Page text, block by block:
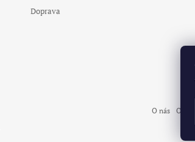
Doprava
O nás